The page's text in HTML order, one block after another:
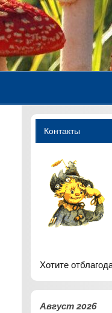
Контакты
Хотите
Август 2026